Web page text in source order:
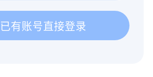
已有账号直接登录